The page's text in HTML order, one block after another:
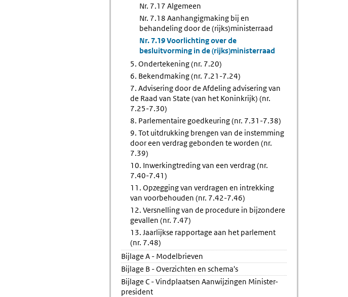
Nr. 7.17 Algemeen
Nr. 7.18 Aanhangigmaking bij en
behandeling door de (rijks)ministerraad
Nr. 7.19 Voorlichting over de
besluitvorming in de (rijks)ministerraad
5. Ondertekening (nr. 7.20)
6. Bekendmaking (nr. 7.21-7.24)
7. Advisering door de Afdeling advisering van
de Raad van State (van het Koninkrijk) (nr.
7.25-7.30)
8. Parlementaire goedkeuring (nr. 7.31-7.38)
9. Tot uitdrukking brengen van de instemming
door een verdrag gebonden te worden (nr.
7.39)
10. Inwerkingtreding van een verdrag (nr.
7.40-7.41)
11. Opzegging van verdragen en intrekking
van voorbehouden (nr. 7.42-7.46)
12. Versnelling van de procedure in bijzondere
gevallen (nr. 7.47)
13. Jaarlijkse rapportage aan het parlement
(nr. 7.48)
Bijlage A - Modelbrieven
Bijlage B - Overzichten en schema's
Bijlage C - Vindplaatsen Aanwijzingen Minister-
president